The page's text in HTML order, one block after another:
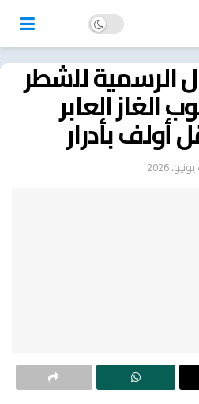
الرسمية للشطر
الغاز العابر
أولف بأدرار